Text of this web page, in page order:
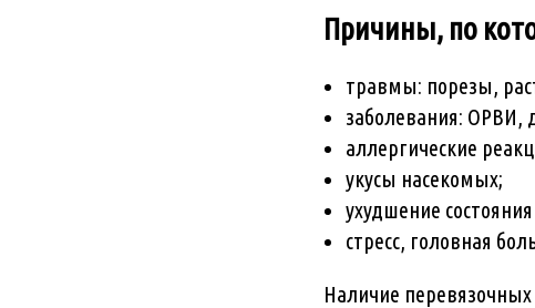
Причины, по
травмы: порезы,
заболевания: ОРВИ,
аллергические
укусы насекомых;
ухудшение
стресс, головная
Наличие